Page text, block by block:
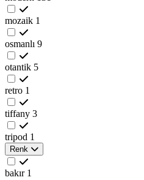
mozaik 1
osmanlı 9
otantik 5
retro 1
tiffany 3
tripod 1
Renk
bakır 1